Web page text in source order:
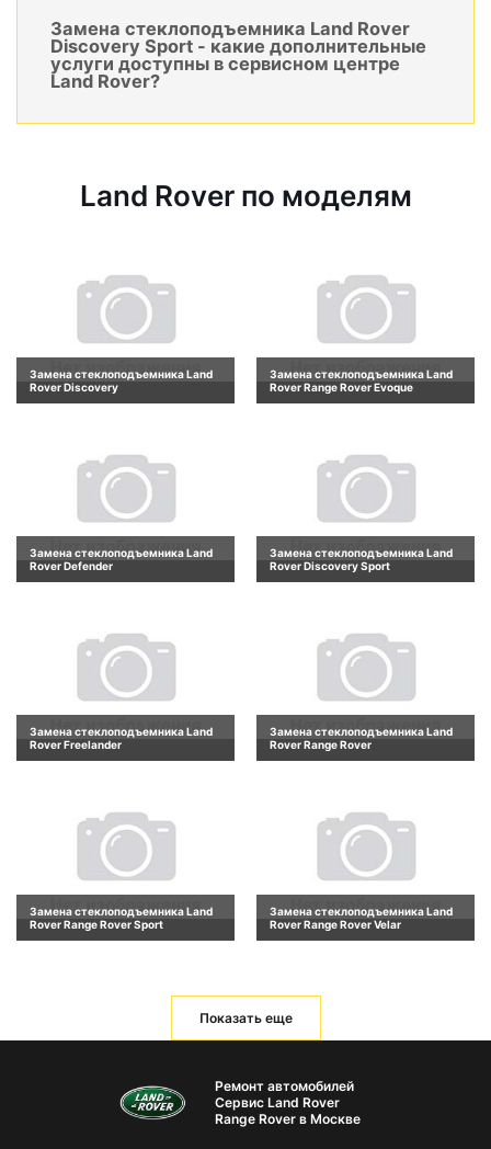
Замена стеклоподъемника Land Rover
Discovery Sport - какие дополнительные
услуги доступны в сервисном центре
Land Rover?
Land Rover по моделям
Замена стеклоподъемника Land
Rover Discovery
Замена стеклоподъемника Land
Rover Range Rover Evoque
Замена стеклоподъемника Land
Rover Defender
Замена стеклоподъемника Land
Rover Discovery Sport
Замена стеклоподъемника Land
Rover Freelander
Замена стеклоподъемника Land
Rover Range Rover
Замена стеклоподъемника Land
Rover Range Rover Sport
Замена стеклоподъемника Land
Rover Range Rover Velar
Показать еще
Ремонт автомобилей
Сервис Land Rover
Range Rover в Москве